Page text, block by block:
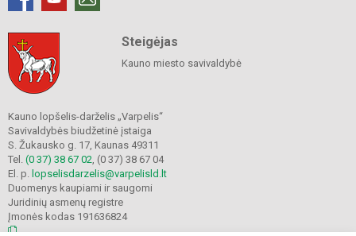
Steigėjas
Kauno miesto savivaldybė
Kauno lopšelis-darželis „Varpelis“
Savivaldybės biudžetinė įstaiga
S. Žukausko g. 17, Kaunas 49311
Tel. (0 37) 38 67 02, (0 37) 38 67 04
El. p. lopselisdarzelis@varpelisld.lt
Duomenys kaupiami ir saugomi
Juridinių asmenų registre
Įmonės kodas 191636824